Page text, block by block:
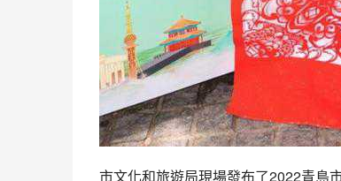
市文化和旅遊局現場發布了2022青島